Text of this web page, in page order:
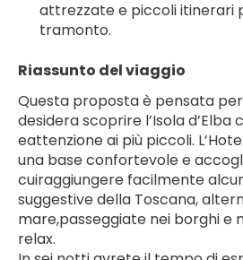
attrezzate e piccoli itinerari
tramonto.
Riassunto del viaggio
Questa proposta è pensata
desidera scoprire l’Isola d’Elba
eattenzione ai più piccoli.
una base confortevole e
cuiraggiungere facilmente
suggestive della Toscana,
mare,passeggiate nei borghi e
relax.